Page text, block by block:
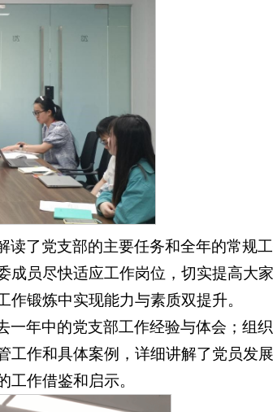
读了党支部的主要任务和全年的常规
成员尽快适应工作岗位，切实提高大
锻炼中实现能力与素质双提升。
一年中的党支部工作经验与体会；组
作和具体案例，详细讲解了党员发展
作借鉴和启示。